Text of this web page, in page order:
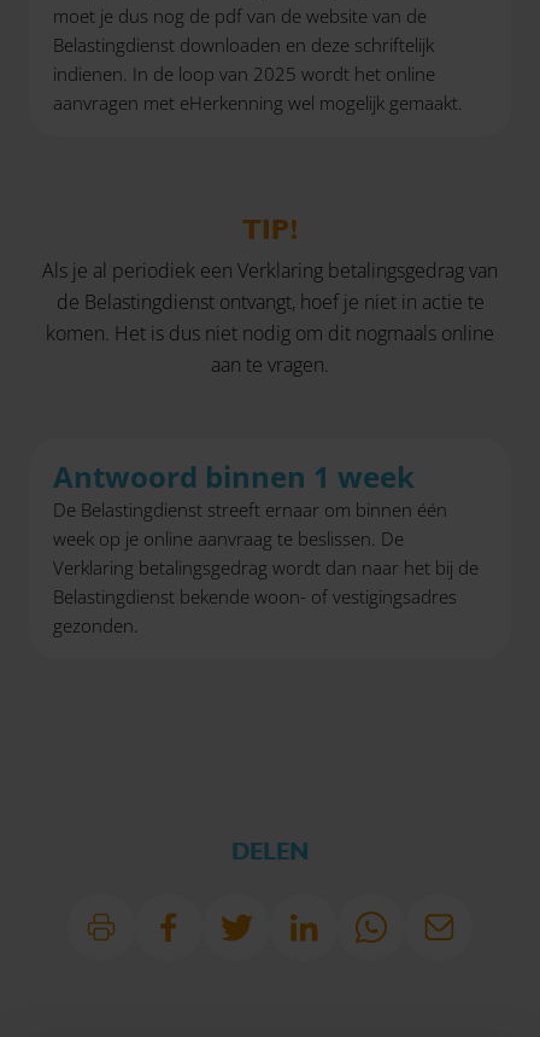
moet je dus nog de pdf van de website van de
Belastingdienst downloaden en deze schriftelijk
indienen. In de loop van 2025 wordt het online
aanvragen met eHerkenning wel mogelijk gemaakt.
TIP!
Als je al periodiek een Verklaring betalingsgedrag van
de Belastingdienst ontvangt, hoef je niet in actie te
komen. Het is dus niet nodig om dit nogmaals online
aan te vragen.
Antwoord binnen 1 week
De Belastingdienst streeft ernaar om binnen één
week op je online aanvraag te beslissen. De
Verklaring betalingsgedrag wordt dan naar het bij de
Belastingdienst bekende woon- of vestigingsadres
gezonden.
DELEN